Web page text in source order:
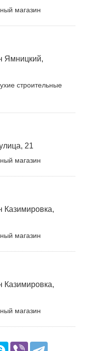
магазин
Ямницкий,
строительные
21
магазин
Казимировка,
магазин
Казимировка,
магазин